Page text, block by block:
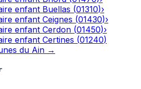
enfant Buellas (01310)›
enfant Ceignes (01430)›
enfant Cerdon (01450)›
enfant Certines (01240)
du Ain →